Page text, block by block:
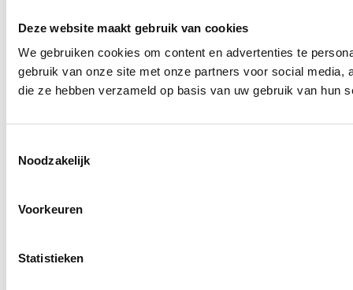
Deze website maakt gebruik van cookies
We gebruiken cookies om content en advertenties te
gebruik van onze site met onze partners voor social
die ze hebben verzameld op basis van uw gebruik van hun
Noodzakelijk
Voorkeuren
Statistieken